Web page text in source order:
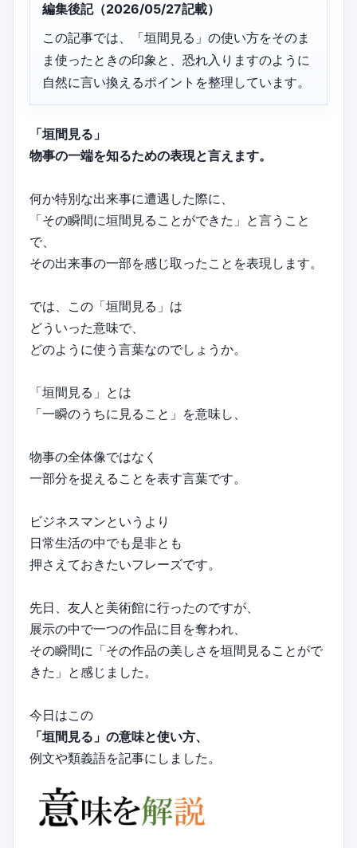
編集後記（2026/05/27記載）
この記事では、「垣間見る」の使い方をそのま
ま使ったときの印象と、恐れ入りますのように
自然に言い換えるポイントを整理しています。
「垣間見る」
物事の一端を知るための表現と言えます。
何か特別な出来事に遭遇した際に、
「その瞬間に垣間見ることができた」と言うこと
で、
その出来事の一部を感じ取ったことを表現します。
では、この「垣間見る」は
どういった意味で、
どのように使う言葉なのでしょうか。
「垣間見る」とは
「一瞬のうちに見ること」を意味し、
物事の全体像ではなく
一部分を捉えることを表す言葉です。
ビジネスマンというより
日常生活の中でも是非とも
押さえておきたいフレーズです。
先日、友人と美術館に行ったのですが、
展示の中で一つの作品に目を奪われ、
その瞬間に「その作品の美しさを垣間見ることがで
きた」と感じました。
今日はこの
「垣間見る」の意味と使い方、
例文や類義語を記事にしました。